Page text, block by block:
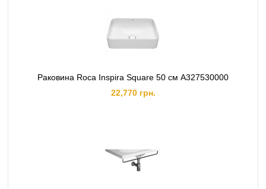
Раковина Roca Inspira Square 50 см A327530000
22,770 грн.